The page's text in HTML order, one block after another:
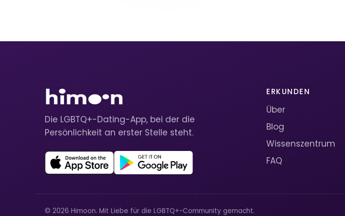
Die LGBTQ+-Dating-App, bei der die
Persönlichkeit an erster Stelle steht.
ERKUNDEN
Über
Blog
Wissenszentrum
FAQ
© 2026 Himoon. Mit Liebe für die LGBTQ+-Community gemacht.